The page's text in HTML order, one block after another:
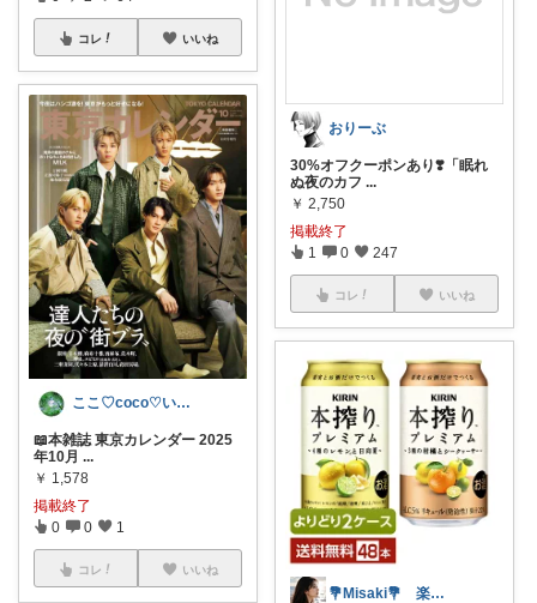
コレ いいね
ここ♡coco♡いつもありがとう(^^ゞ
📖本雑誌 東京カレンダー 2025
年10月 ...
￥ 1,578
掲載終了
0 0 1
コレ いいね
おりーぶ
30%オフクーポンあり❣️「眠れ
ぬ夜のカフ ...
￥ 2,750
掲載終了
1 0 247
コレ いいね
💐Misaki💐 楽天BEAUTY